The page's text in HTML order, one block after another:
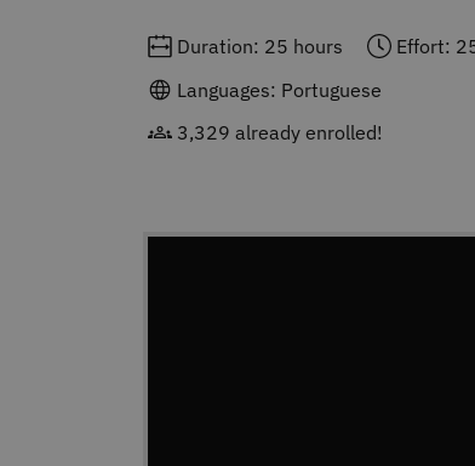
Duration: 25 hours Effort:
Languages: Portuguese
3,329 already enrolled!